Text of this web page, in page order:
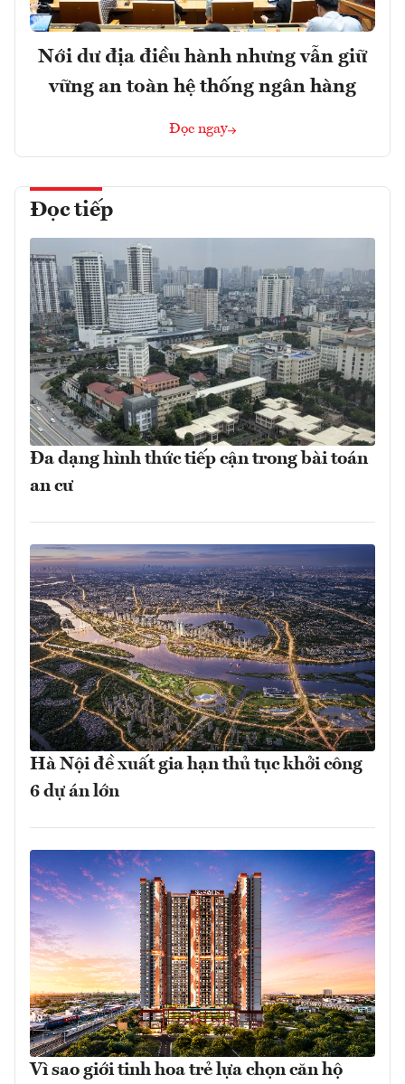
Nới dư địa điều hành nhưng vẫn giữ
vững an toàn hệ thống ngân hàng
Đọc ngay
Đọc tiếp
Đa dạng hình thức tiếp cận trong bài toán
an cư
Hà Nội đề xuất gia hạn thủ tục khởi công
6 dự án lớn
Vì sao giới tinh hoa trẻ lựa chọn căn hộ